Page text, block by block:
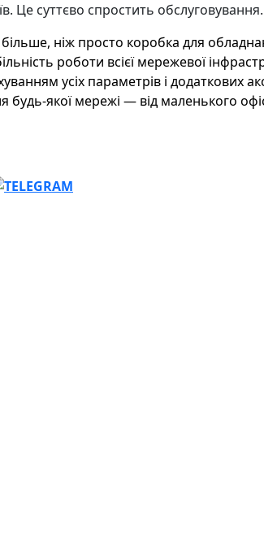
Це суттєво спростить обслуговування.
ніж просто коробка для
роботи всієї мережевої
усіх параметрів і додаткових
будь-якої мережі — від маленького